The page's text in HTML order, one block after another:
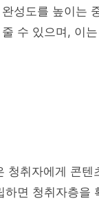
성도를 높이는
수 있으며, 이
청취자에게 콘텐
면 청취자층을